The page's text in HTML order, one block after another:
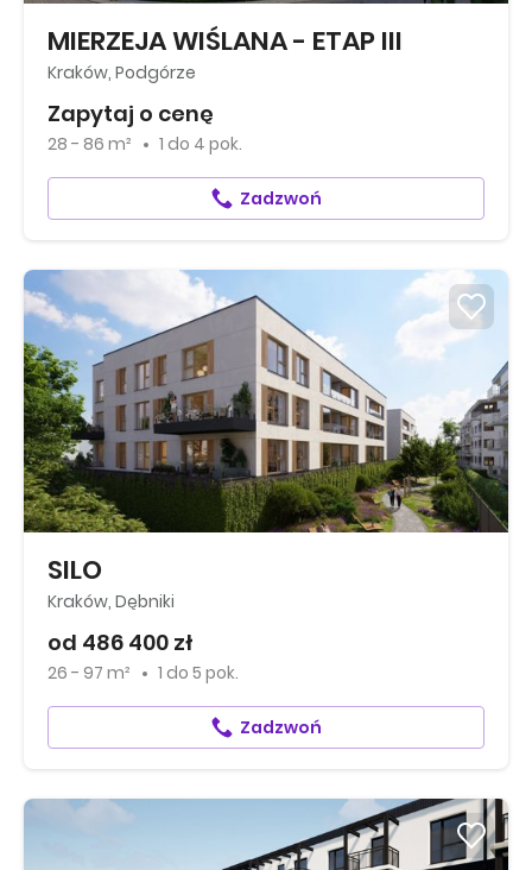
MIERZEJA WIŚLANA - ETAP III
Kraków, Podgórze
Zapytaj o cenę
28 - 86 m² 1 do 4 pok.
Zadzwoń
SILO
Kraków, Dębniki
od 486 400 zł
26 - 97 m² 1 do 5 pok.
Zadzwoń